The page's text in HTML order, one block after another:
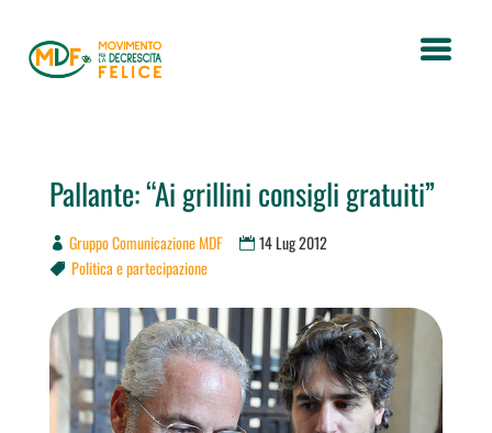
Pallante: “Ai grillini consigli gratuiti”
Gruppo Comunicazione MDF 14 Lug 2012
 Politica e partecipazione